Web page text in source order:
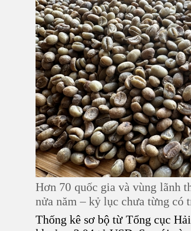
Hơn 70 quốc gia và vùng lãnh
nửa năm – kỷ lục chưa từng có
Thống kê sơ bộ từ Tổng cục